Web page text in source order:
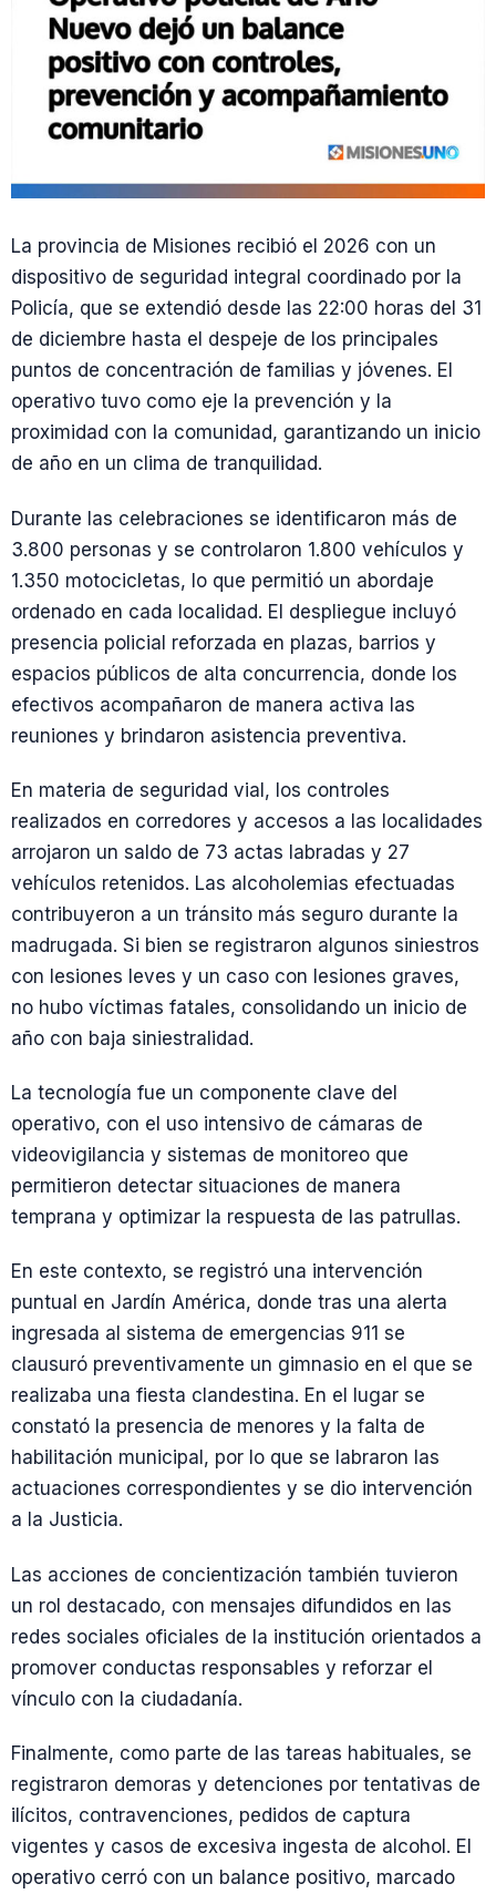
La provincia de Misiones recibió el 2026 con un
dispositivo de seguridad integral coordinado por la
Policía, que se extendió desde las 22:00 horas del 31
de diciembre hasta el despeje de los principales
puntos de concentración de familias y jóvenes. El
operativo tuvo como eje la prevención y la
proximidad con la comunidad, garantizando un inicio
de año en un clima de tranquilidad.
Durante las celebraciones se identificaron más de
3.800 personas y se controlaron 1.800 vehículos y
1.350 motocicletas, lo que permitió un abordaje
ordenado en cada localidad. El despliegue incluyó
presencia policial reforzada en plazas, barrios y
espacios públicos de alta concurrencia, donde los
efectivos acompañaron de manera activa las
reuniones y brindaron asistencia preventiva.
En materia de seguridad vial, los controles
realizados en corredores y accesos a las localidades
arrojaron un saldo de 73 actas labradas y 27
vehículos retenidos. Las alcoholemias efectuadas
contribuyeron a un tránsito más seguro durante la
madrugada. Si bien se registraron algunos siniestros
con lesiones leves y un caso con lesiones graves,
no hubo víctimas fatales, consolidando un inicio de
año con baja siniestralidad.
La tecnología fue un componente clave del
operativo, con el uso intensivo de cámaras de
videovigilancia y sistemas de monitoreo que
permitieron detectar situaciones de manera
temprana y optimizar la respuesta de las patrullas.
En este contexto, se registró una intervención
puntual en Jardín América, donde tras una alerta
ingresada al sistema de emergencias 911 se
clausuró preventivamente un gimnasio en el que se
realizaba una fiesta clandestina. En el lugar se
constató la presencia de menores y la falta de
habilitación municipal, por lo que se labraron las
actuaciones correspondientes y se dio intervención
a la Justicia.
Las acciones de concientización también tuvieron
un rol destacado, con mensajes difundidos en las
redes sociales oficiales de la institución orientados a
promover conductas responsables y reforzar el
vínculo con la ciudadanía.
Finalmente, como parte de las tareas habituales, se
registraron demoras y detenciones por tentativas de
ilícitos, contravenciones, pedidos de captura
vigentes y casos de excesiva ingesta de alcohol. El
operativo cerró con un balance positivo, marcado